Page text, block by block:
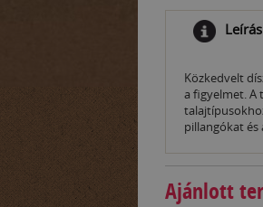
Leírás
Közkedvelt
a figyelmet. A
pillangókat és
Ajánlott